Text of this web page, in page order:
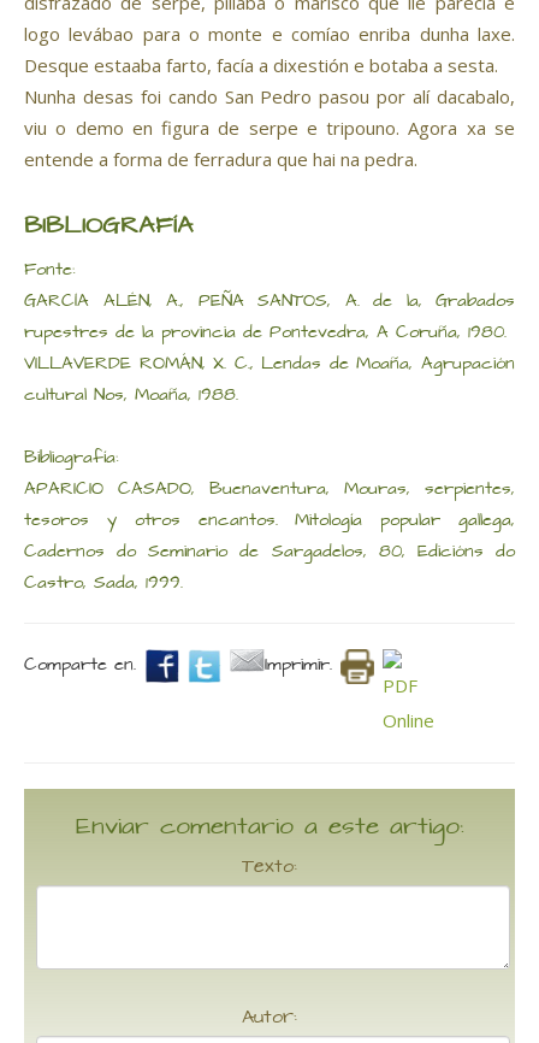
logo levábao para o monte e comíao enriba dunha laxe.
Desque estaaba farto, facía a dixestión e botaba a sesta.
Nunha desas foi cando San Pedro pasou por alí dacabalo,
viu o demo en figura de serpe e tripouno. Agora xa se
entende a forma de ferradura que hai na pedra.
BIBLIOGRAFÍA
Fonte:
GARCÍA ALÉN, A., PEÑA SANTOS, A. de la, Grabados
rupestres de la provincia de Pontevedra, A Coruña, 1980.
VILLAVERDE ROMÁN, X. C., Lendas de Moaña, Agrupación
cultural Nos, Moaña, 1988.
Bibliografía:
APARICIO CASADO, Buenaventura, Mouras, serpientes,
tesoros y otros encantos. Mitología popular gallega,
Cadernos do Seminario de Sargadelos, 80, Edicións do
Castro, Sada, 1999.
Comparte en. Imprimir.
Enviar comentario a este artigo:
Texto:
Autor: